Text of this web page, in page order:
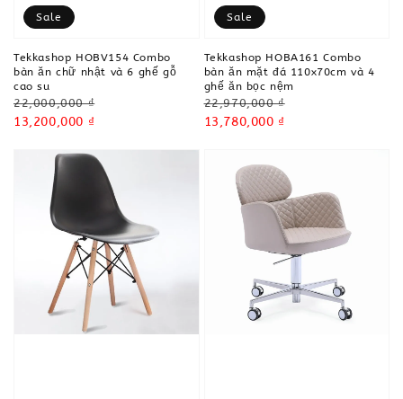
Sale
Tekkashop HOBV154 Combo
bàn ăn chữ nhật và 6 ghế gỗ
cao su
Regular
price
22,000,000 ₫
Sale
13,200,000 ₫
Sale
Tekkashop HOBA161 Combo
bàn ăn mặt đá 110x70cm và 4
ghế ăn bọc nệm
Regular
price
22,970,000 ₫
Sale
13,780,000 ₫